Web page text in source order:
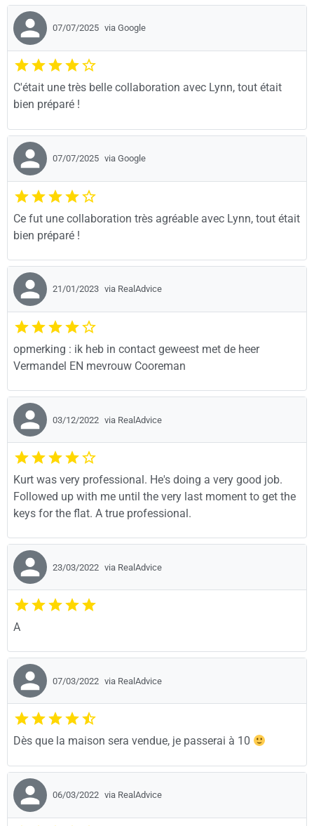
07/07/2025 via Google
C'était une très belle collaboration avec Lynn, tout était
bien préparé !
07/07/2025 via Google
Ce fut une collaboration très agréable avec Lynn, tout était
bien préparé !
21/01/2023 via RealAdvice
opmerking : ik heb in contact geweest met de heer
Vermandel EN mevrouw Cooreman
03/12/2022 via RealAdvice
Kurt was very professional. He's doing a very good job.
Followed up with me until the very last moment to get the
keys for the flat. A true professional.
23/03/2022 via RealAdvice
A
07/03/2022 via RealAdvice
Dès que la maison sera vendue, je passerai à 10
06/03/2022 via RealAdvice